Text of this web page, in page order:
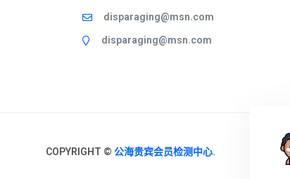
disparaging@msn.com
disparaging@msn.com
COPYRIGHT © 公海贵宾会员检测中心.